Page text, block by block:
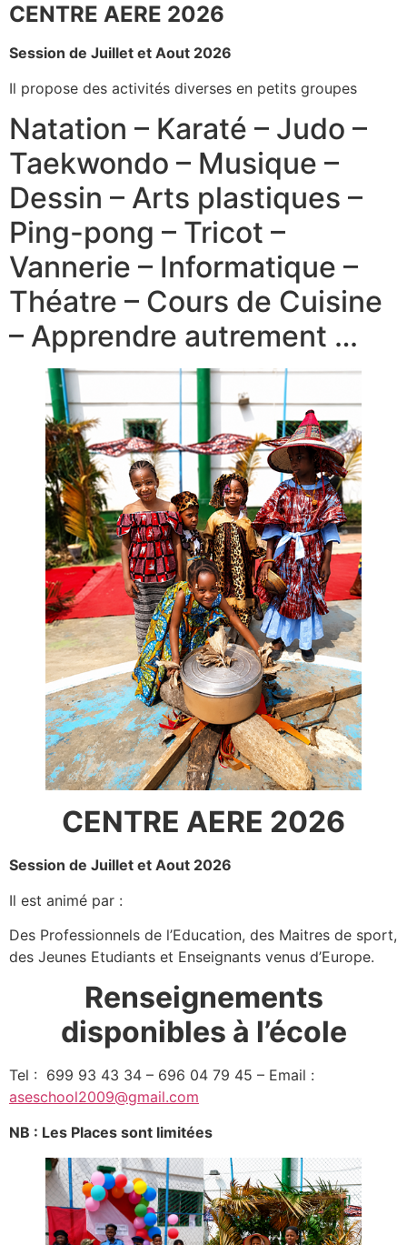
CENTRE AERE 2026
Session de Juillet et Aout 2026
Il propose des activités diverses en petits groupes
Natation – Karaté – Judo –
Taekwondo – Musique –
Dessin – Arts plastiques –
Ping-pong – Tricot –
Vannerie – Informatique –
Théatre – Cours de Cuisine
– Apprendre autrement …
CENTRE AERE 2026
Session de Juillet et Aout 2026
Il est animé par :
Des Professionnels de l’Education, des Maitres de sport,
des Jeunes Etudiants et Enseignants venus d’Europe.
Renseignements
disponibles à l’école
Tel : 699 93 43 34 – 696 04 79 45 – Email :
aseschool2009@gmail.com
NB : Les Places sont limitées